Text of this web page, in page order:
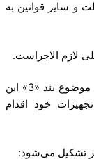
و سایر قوانین به
تبصره 3 – در خصوص اجرای مصوبات کانون ملی موضوع بند «3» این
خود اقدام